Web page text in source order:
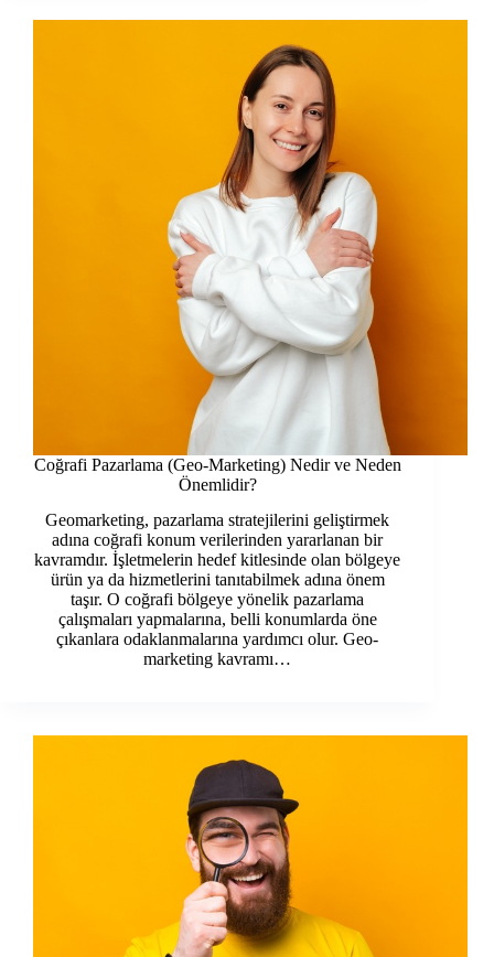
Coğrafi Pazarlama (Geo-Marketing) Nedir ve Neden
Önemlidir?
Geomarketing, pazarlama stratejilerini geliştirmek
adına coğrafi konum verilerinden yararlanan bir
kavramdır. İşletmelerin hedef kitlesinde olan bölgeye
ürün ya da hizmetlerini tanıtabilmek adına önem
taşır. O coğrafi bölgeye yönelik pazarlama
çalışmaları yapmalarına, belli konumlarda öne
çıkanlara odaklanmalarına yardımcı olur. Geo-
marketing kavramı…